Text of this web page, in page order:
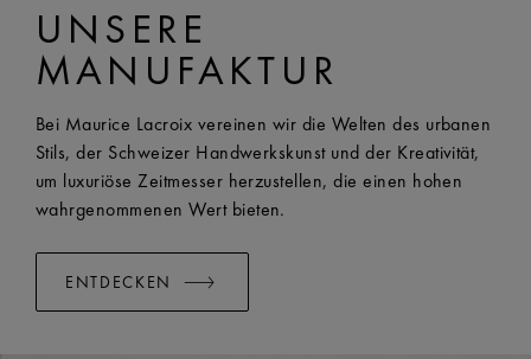
AI1118, AI6008, AI6058 und AI6158
BREITE:25 mm
EASY CHANGE SYSTEM VERFÜGBAR:
UNSERE
MANUFAKTUR
Bei Maurice Lacroix vereinen wir die Welten des urbanen
Stils, der Schweizer Handwerkskunst und der Kreativität,
um luxuriöse Zeitmesser herzustellen, die einen hohen
wahrgenommenen Wert bieten.
ENTDECKEN